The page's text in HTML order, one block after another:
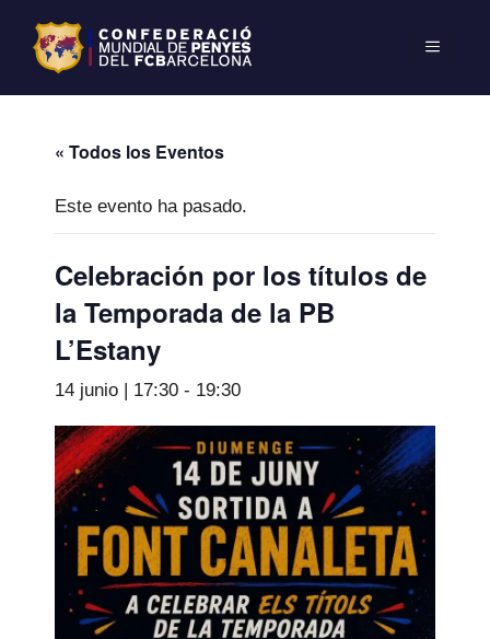
« Todos los Eventos
Este evento ha pasado.
Celebración por los títulos de
la Temporada de la PB
L’Estany
14 junio | 17:30 - 19:30